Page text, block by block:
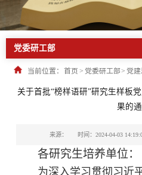
党委研工部
当前位置： 首页 > 党委研工部> 党
关于首批“榜样语研”研究生样板
果的
来源： 时间：2024-04-03
各研究生培养单位：
为深入学习贯彻习近